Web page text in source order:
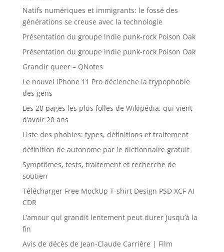
Natifs numériques et immigrants: le fossé des
générations se creuse avec la technologie
Présentation du groupe indie punk-rock Poison Oak
Présentation du groupe indie punk-rock Poison Oak
Grandir queer – QNotes
Le nouvel iPhone 11 Pro déclenche la trypophobie
des gens
Les 20 pages les plus folles de Wikipédia, qui vient
d’avoir 20 ans
Liste des phobies: types, définitions et traitement
définition de autonome par le dictionnaire gratuit
Symptômes, tests, traitement et recherche de
soutien
Télécharger Free MockUp T-shirt Design PSD XCF AI
CDR
L’amour qui grandit lentement peut durer jusqu’à la
fin
Avis de décès de Jean-Claude Carrière | Film